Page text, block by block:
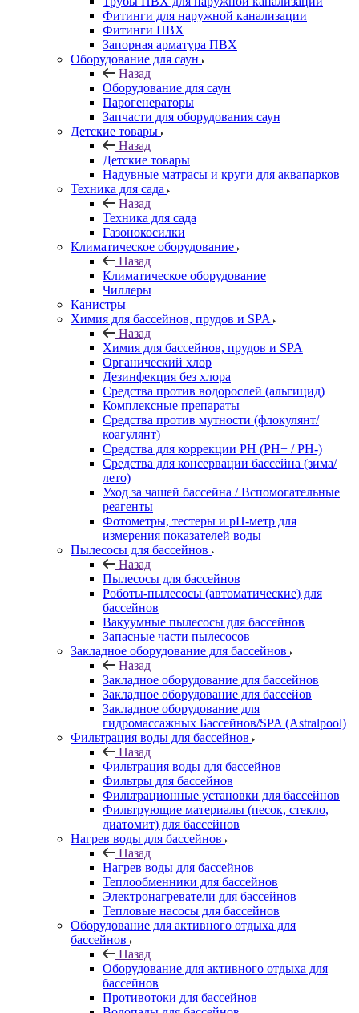
Фитинги для наружной канализации
Фитинги ПВХ
Запорная арматура ПВХ
Оборудование для саун
Назад
Оборудование для саун
Парогенераторы
Запчасти для оборудования саун
Детские товары
Назад
Детские товары
Надувные матрасы и круги для аквапарков
Техника для сада
Назад
Техника для сада
Газонокосилки
Климатическое оборудование
Назад
Климатическое оборудование
Чиллеры
Канистры
Химия для бассейнов, прудов и SPA
Назад
Химия для бассейнов, прудов и SPA
Органический хлор
Дезинфекция без хлора
Средства против водорослей (альгицид)
Комплексные препараты
Средства против мутности (флокулянт/
коагулянт)
Средства для коррекции PH (PH+ / PH-)
Средства для консервации бассейна (зима/
лето)
Уход за чашей бассейна / Вспомогательные
реагенты
Фотометры, тестеры и рН-метр для
измерения показателей воды
Пылесосы для бассейнов
Назад
Пылесосы для бассейнов
Роботы-пылесосы (автоматические) для
бассейнов
Вакуумные пылесосы для бассейнов
Запасные части пылесосов
Закладное оборудование для бассейнов
Назад
Закладное оборудование для бассейнов
Закладное оборудование для бассейов
Закладное оборудование для
гидромассажных Бассейнов/SPA (Astralpool)
Фильтрация воды для бассейнов
Назад
Фильтрация воды для бассейнов
Фильтры для бассейнов
Фильтрационные установки для бассейнов
Фильтрующие материалы (песок, стекло,
диатомит) для бассейнов
Нагрев воды для бассейнов
Назад
Нагрев воды для бассейнов
Теплообменники для бассейнов
Электронагреватели для бассейнов
Тепловые насосы для бассейнов
Оборудование для активного отдыха для
бассейнов
Назад
Оборудование для активного отдыха для
бассейнов
Противотоки для бассейнов